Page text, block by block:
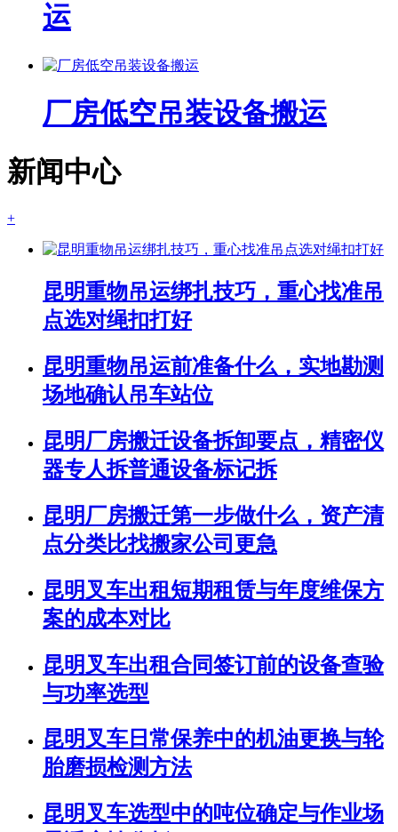
运
厂房低空吊装设备搬运
新闻中心
+
昆明重物吊运绑扎技巧，重心找准吊
点选对绳扣打好
昆明重物吊运前准备什么，实地勘测
场地确认吊车站位
昆明厂房搬迁设备拆卸要点，精密仪
器专人拆普通设备标记拆
昆明厂房搬迁第一步做什么，资产清
点分类比找搬家公司更急
昆明叉车出租短期租赁与年度维保方
案的成本对比
昆明叉车出租合同签订前的设备查验
与功率选型
昆明叉车日常保养中的机油更换与轮
胎磨损检测方法
昆明叉车选型中的吨位确定与作业场